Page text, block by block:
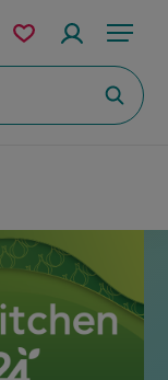
Menu
Mijn
bewaarde